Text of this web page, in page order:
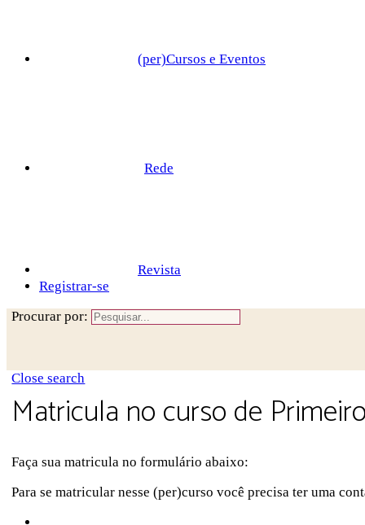
(per)Cursos e Eventos
Rede
Revista
Registrar-se
Procurar por:
Close search
Matricula no curso de
Faça sua matricula no formulário abaixo:
Para se matricular nesse (per)curso você precisa ter uma